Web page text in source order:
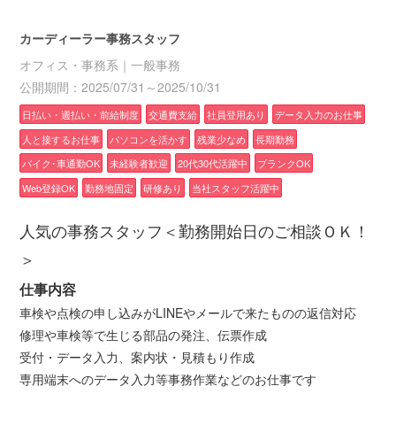
カーディーラー事務スタッフ
オフィス・事務系｜一般事務
公開期間：2025/07/31～2025/10/31
日払い・週払い・前給制度 交通費支給 社員登用あり
データ入力のお仕事
人と接するお仕事
パソコンを活かす 残業少なめ
長期勤務
バイク･車通勤OK
未経験者歓迎 20代30代活躍中
ブランクOK
Web登録OK
勤務地固定 研修あり 当社スタッフ活躍中
人気の事務スタッフ＜勤務開始日のご相談ＯＫ！
＞
仕事内容
車検や点検の申し込みがLINEやメールで来たものの返信対応
修理や車検等で生じる部品の発注、伝票作成
受付・データ入力、案内状・見積もり作成
専用端末へのデータ入力等事務作業などのお仕事です